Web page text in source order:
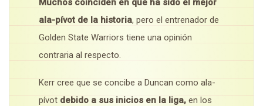
ala-pívot de la historia, pero el entrenador de
Golden State Warriors tiene una opinión
contraria al respecto.
Kerr cree que se concibe a Duncan como ala-
pívot debido a sus inicios en la liga, en los